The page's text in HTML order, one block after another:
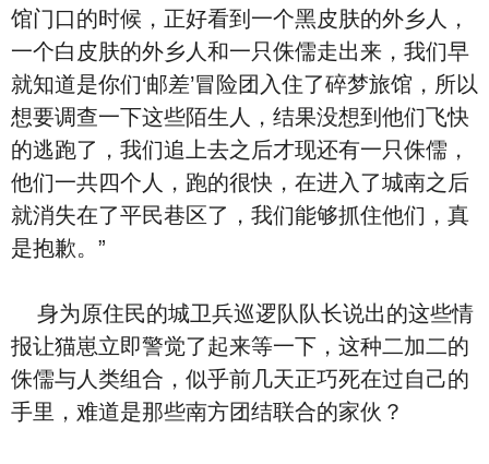
馆门口的时候，正好看到一个黑皮肤的外乡人，
一个白皮肤的外乡人和一只侏儒走出来，我们早
就知道是你们‘邮差’冒险团入住了碎梦旅馆，所以
想要调查一下这些陌生人，结果没想到他们飞快
的逃跑了，我们追上去之后才现还有一只侏儒，
他们一共四个人，跑的很快，在进入了城南之后
就消失在了平民巷区了，我们能够抓住他们，真
是抱歉。”
身为原住民的城卫兵巡逻队队长说出的这些情
报让猫崽立即警觉了起来等一下，这种二加二的
侏儒与人类组合，似乎前几天正巧死在过自己的
手里，难道是那些南方团结联合的家伙？